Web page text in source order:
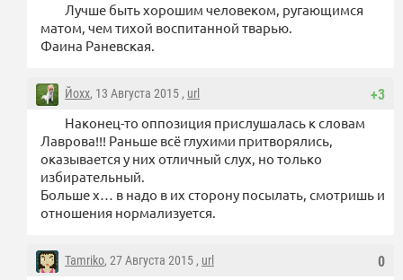
Лучше быть хорошим человеком, ругающимся
матом, чем тихой воспитанной тварью.
Фаина Раневская.
+3
Йохх, 13 Августа 2015 , url
Наконец-то оппозиция прислушалась к словам
Лаврова!!! Раньше всё глухими притворялись,
оказывается у них отличный слух, но только
избирательный.
Больше х… в надо в их сторону посылать, смотришь и
отношения нормализуется.
0
Tamriko, 27 Августа 2015 , url